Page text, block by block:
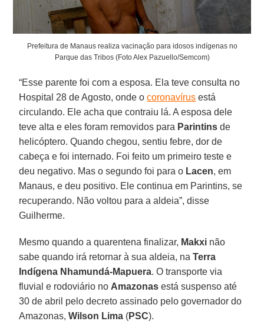
Prefeitura de Manaus realiza vacinação para idosos indígenas no
Parque das Tribos (Foto Alex Pazuello/Semcom)
“Esse parente foi com a esposa. Ela teve consulta no
Hospital 28 de Agosto, onde ocoronavírus está
circulando. Ele acha que contraiu lá. A esposa dele
teve alta e eles foram removidos para Parintins de
helicóptero. Quando chegou, sentiu febre, dor de
cabeça e foi internado. Foi feito um primeiro teste e
deu negativo. Mas o segundo foi para o Lacen, em
Manaus, e deu positivo. Ele continua em Parintins, se
recuperando. Não voltou para a aldeia”, disse
Guilherme.
Mesmo quando a quarentena finalizar, Makxi não
sabe quando irá retornar à sua aldeia, naTerra
Indígena Nhamundá-Mapuera. O transporte via
fluvial e rodoviário no Amazonas está suspenso até
30 de abril pelo decreto assinado pelo governador do
Amazonas,Wilson Lima (PSC).